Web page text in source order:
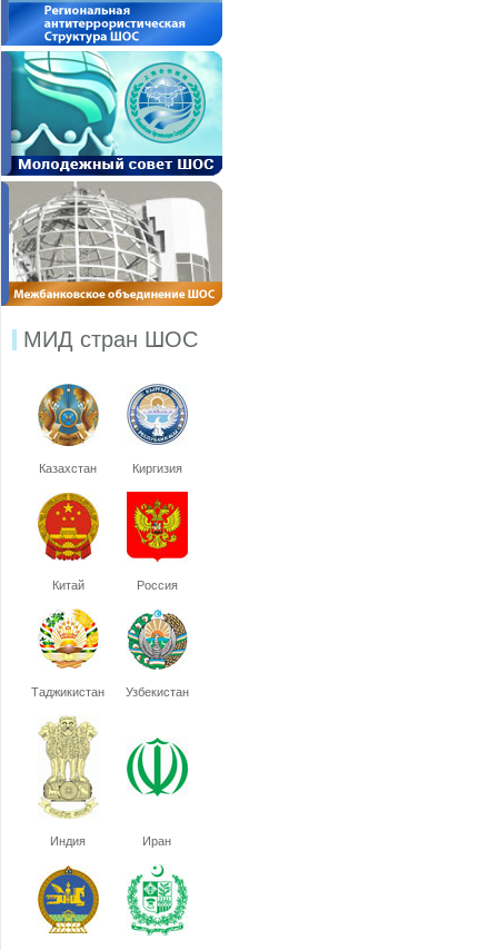
МИД стран ШОС
Казахстан Киргизия
Китай Россия
Таджикистан Узбекистан
Индия Иран